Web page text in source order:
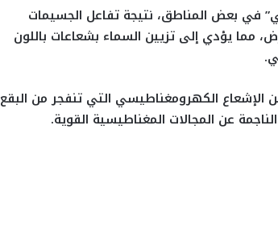
في بعض المناطق، نتيجة تفاعل الجسيمات
مما يؤدي إلى تزيين السماء بشعاعات باللون
الإشعاع الكهرومغناطيسي التي تنفجر من البقع
عن المجالات المغناطيسية القوية.